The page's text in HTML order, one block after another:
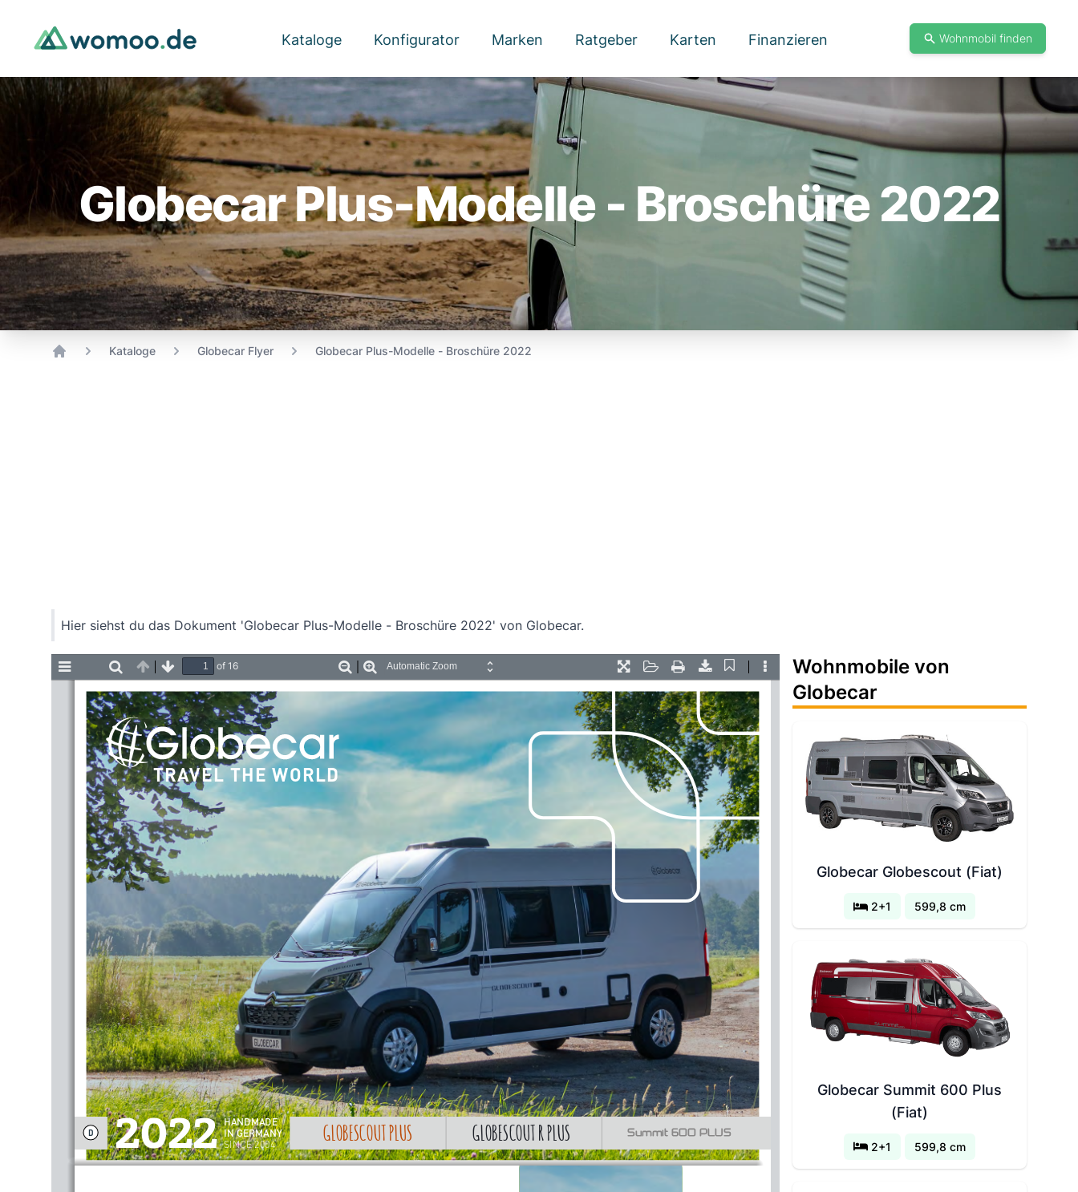
Kataloge Konfigurator Marken Ratgeber Karten Finanzieren Wohnmobil finden
Globecar Plus-Modelle - Broschüre 2022
Kataloge Globecar Flyer Globecar Plus-Modelle - Broschüre 2022
Hier siehst du das Dokument 'Globecar Plus-Modelle - Broschüre 2022' von Globecar.
Find PreviousNext
of 16
DownloadCurrent
Zoom
TRAVEL THE WORLD
2022 HANDMADE
IN GERMANY
SINCE 2004
D Summit 6OO PLUS
GLOBESCOUT PLUS GLOBESCOUT R PLUS
Wohnmobile von
Globecar
Globecar Globescout (Fiat)
2+1 599,8 cm
Globecar Summit 600 Plus
(Fiat)
2+1 599,8 cm